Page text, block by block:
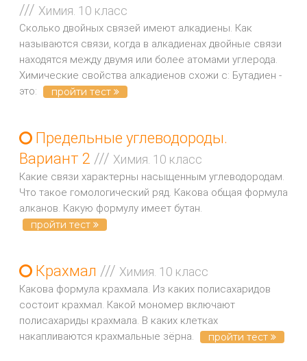
/// Химия. 10 класс
Сколько двойных связей имеют алкадиены. Как
называются связи, когда в алкадиенах двойные связи
находятся между двумя или более атомами углерода.
Химические свойства алкадиенов схожи с: Бутадиен -
это:
пройти тест
Предельные углеводороды.
Вариант 2 /// Химия. 10 класс
Какие связи характерны насыщенным углеводородам.
Что такое гомологический ряд. Какова общая формула
алканов. Какую формулу имеет бутан.
пройти тест
Крахмал /// Химия. 10 класс
Какова формула крахмала. Из каких полисахаридов
состоит крахмал. Какой мономер включают
полисахариды крахмала. В каких клетках
накапливаются крахмальные зёрна.
пройти тест